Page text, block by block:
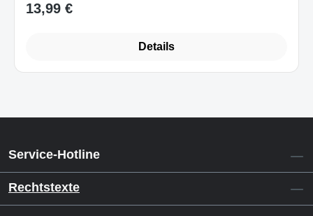
Regulärer Preis:
13,99 €
Details
Service-Hotline
Rechtstexte